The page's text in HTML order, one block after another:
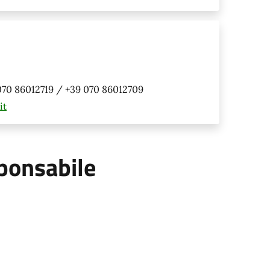
86012719 / +39 070 86012709